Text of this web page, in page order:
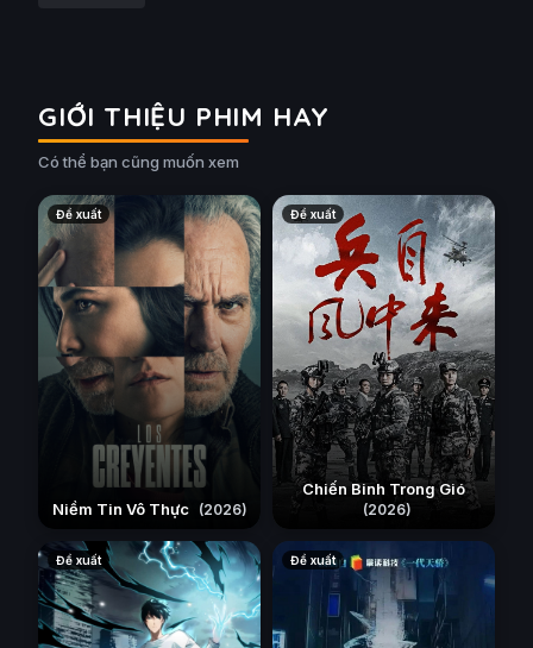
GIỚI THIỆU PHIM HAY
Có thể bạn cũng muốn xem
Đề xuất
Niềm Tin Vô Thực (2026)
Đề xuất
Chiến Binh Trong Gió
(2026)
Đề xuất Đề xuất